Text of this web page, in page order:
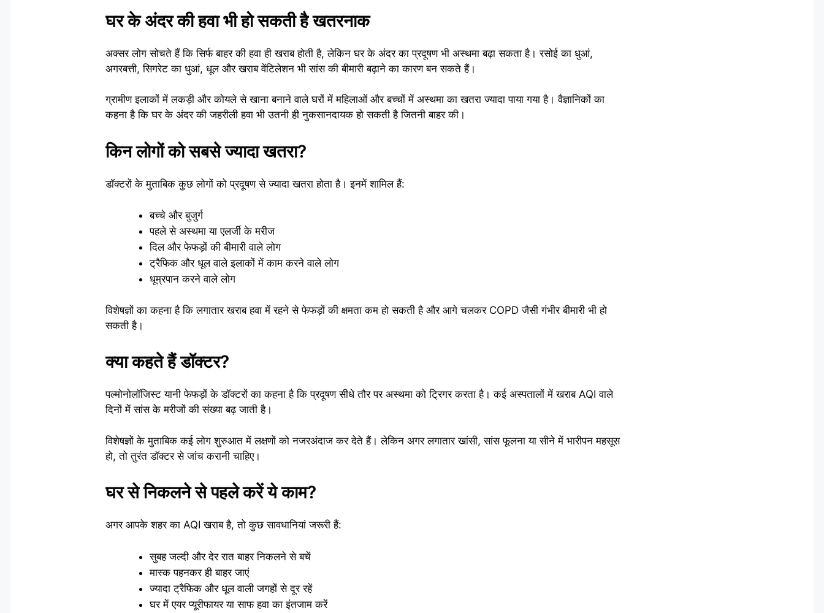
घर के अंदर की हवा भी हो सकती है खतरनाक
अक्सर लोग सोचते हैं कि सिर्फ बाहर की हवा ही खराब होती है, लेकिन घर के अंदर का प्रदूषण भी अस्थमा बढ़ा सकता है। रसोई का धुआं,
अगरबत्ती, सिगरेट का धुआं, धूल और खराब वेंटिलेशन भी सांस की बीमारी बढ़ाने का कारण बन सकते हैं।
ग्रामीण इलाकों में लकड़ी और कोयले से खाना बनाने वाले घरों में महिलाओं और बच्चों में अस्थमा का खतरा ज्यादा पाया गया है। वैज्ञानिकों का
कहना है कि घर के अंदर की जहरीली हवा भी उतनी ही नुकसानदायक हो सकती है जितनी बाहर की।
किन लोगों को सबसे ज्यादा खतरा?
डॉक्टरों के मुताबिक कुछ लोगों को प्रदूषण से ज्यादा खतरा होता है। इनमें शामिल हैं:
बच्चे और बुजुर्ग
पहले से अस्थमा या एलर्जी के मरीज
दिल और फेफड़ों की बीमारी वाले लोग
ट्रैफिक और धूल वाले इलाकों में काम करने वाले लोग
धूम्रपान करने वाले लोग
विशेषज्ञों का कहना है कि लगातार खराब हवा में रहने से फेफड़ों की क्षमता कम हो सकती है और आगे चलकर COPD जैसी गंभीर बीमारी भी हो
सकती है।
क्या कहते हैं डॉक्टर?
पल्मोनोलॉजिस्ट यानी फेफड़ों के डॉक्टरों का कहना है कि प्रदूषण सीधे तौर पर अस्थमा को ट्रिगर करता है। कई अस्पतालों में खराब AQI वाले
दिनों में सांस के मरीजों की संख्या बढ़ जाती है।
विशेषज्ञों के मुताबिक कई लोग शुरुआत में लक्षणों को नजरअंदाज कर देते हैं। लेकिन अगर लगातार खांसी, सांस फूलना या सीने में भारीपन महसूस
हो, तो तुरंत डॉक्टर से जांच करानी चाहिए।
घर से निकलने से पहले करें ये काम?
अगर आपके शहर का AQI खराब है, तो कुछ सावधानियां जरूरी हैं:
सुबह जल्दी और देर रात बाहर निकलने से बचें
मास्क पहनकर ही बाहर जाएं
ज्यादा ट्रैफिक और धूल वाली जगहों से दूर रहें
घर में एयर प्यूरीफायर या साफ हवा का इंतजाम करें